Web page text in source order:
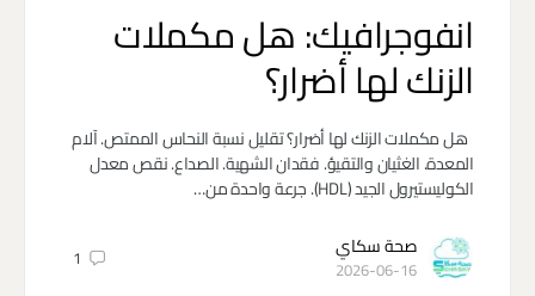
انفوجرافيك: هل مكملات
الزنك لها أضرار؟
هل مكملات الزنك لها أضرار؟ تقليل نسبة النحاس الممتص. آلام
المعدة. الغثيان والتقيؤ. فقدان الشهية. الصداع. نقص معدل
الكوليستيرول الجيد (HDL). جرعة واحدة من…
صحة سكاي
2026-06-16
1